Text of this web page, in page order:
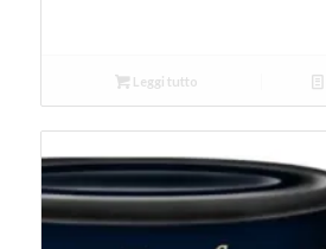
Leggi tutto